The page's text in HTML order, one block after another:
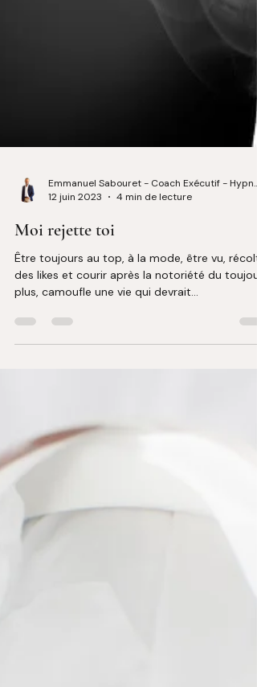
Emmanuel Sabouret - Coach Exécutif - Hypnologue
12 juin 2023
4 min de lecture
Moi rejette toi
Être toujours au top, à la mode, être vu,
des likes et courir après la notoriété du